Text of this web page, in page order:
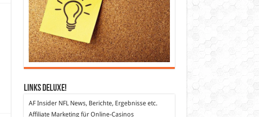
Links DeLuXe!
AF InsiderNFL News, Berichte, Ergebnisse etc.
Affiliate Marketingfür Online-Casinos